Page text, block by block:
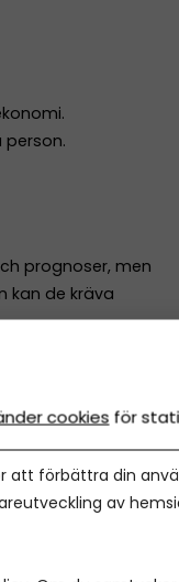
prognoser, men
kan de kräva
kan det
att få fler
cookies för
att förbättra din
av